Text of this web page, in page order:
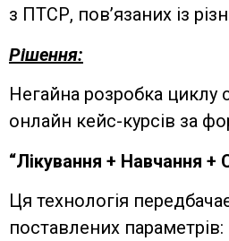
з ПТСР, пов’язаних із
Рішення:
Негайна розробка циклу
онлайн кейс-курсів за
“Лікування + Навчання +
Ця технологія
поставлених параметрів: